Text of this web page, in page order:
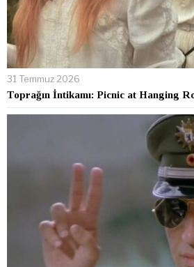
31 Temmuz 2026
Toprağın İntikamı: Picnic at Hanging